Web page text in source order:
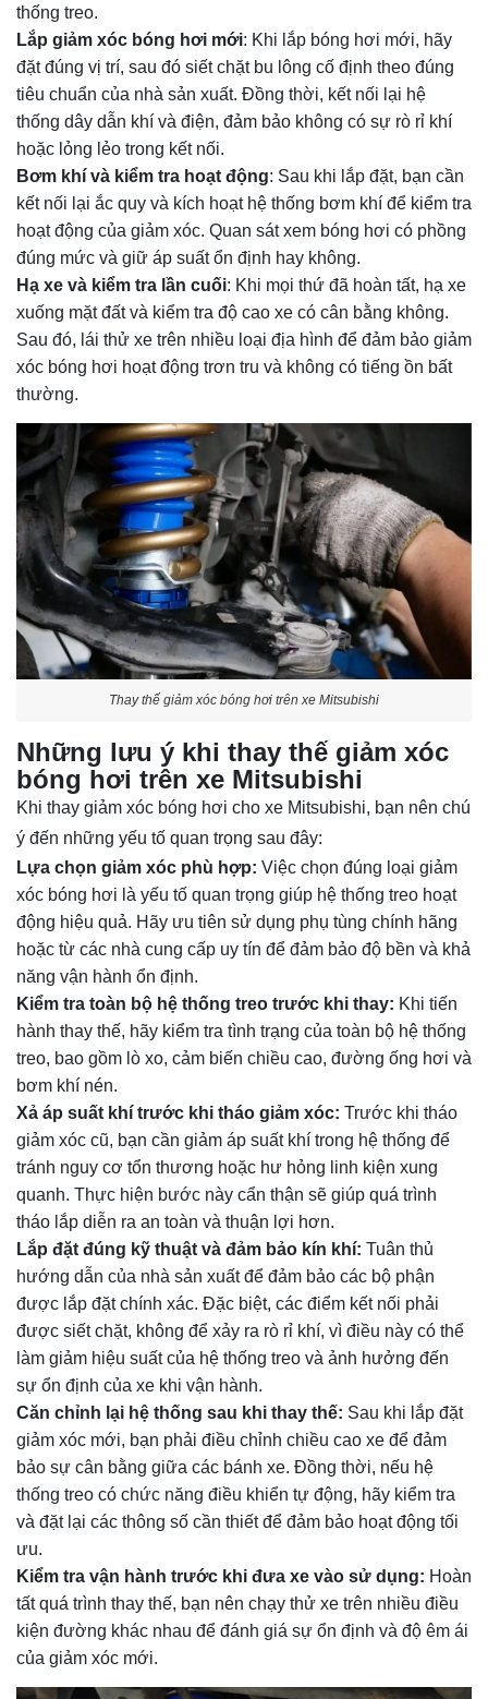
thống treo.
Lắp giảm xóc bóng hơi mới: Khi lắp bóng hơi mới, hãy
đặt đúng vị trí, sau đó siết chặt bu lông cố định theo đúng
tiêu chuẩn của nhà sản xuất. Đồng thời, kết nối lại hệ
thống dây dẫn khí và điện, đảm bảo không có sự rò rỉ khí
hoặc lỏng lẻo trong kết nối.
Bơm khí và kiểm tra hoạt động: Sau khi lắp đặt, bạn cần
kết nối lại ắc quy và kích hoạt hệ thống bơm khí để kiểm tra
hoạt động của giảm xóc. Quan sát xem bóng hơi có phồng
đúng mức và giữ áp suất ổn định hay không.
Hạ xe và kiểm tra lần cuối: Khi mọi thứ đã hoàn tất, hạ xe
xuống mặt đất và kiểm tra độ cao xe có cân bằng không.
Sau đó, lái thử xe trên nhiều loại địa hình để đảm bảo giảm
xóc bóng hơi hoạt động trơn tru và không có tiếng ồn bất
thường.
Thay thế giảm xóc bóng hơi trên xe Mitsubishi
Những lưu ý khi thay thế giảm xóc
bóng hơi trên xe Mitsubishi
Khi thay giảm xóc bóng hơi cho xe Mitsubishi, bạn nên chú
ý đến những yếu tố quan trọng sau đây:
Lựa chọn giảm xóc phù hợp: Việc chọn đúng loại giảm
xóc bóng hơi là yếu tố quan trọng giúp hệ thống treo hoạt
động hiệu quả. Hãy ưu tiên sử dụng phụ tùng chính hãng
hoặc từ các nhà cung cấp uy tín để đảm bảo độ bền và khả
năng vận hành ổn định.
Kiểm tra toàn bộ hệ thống treo trước khi thay: Khi tiến
hành thay thế, hãy kiểm tra tình trạng của toàn bộ hệ thống
treo, bao gồm lò xo, cảm biến chiều cao, đường ống hơi và
bơm khí nén.
Xả áp suất khí trước khi tháo giảm xóc: Trước khi tháo
giảm xóc cũ, bạn cần giảm áp suất khí trong hệ thống để
tránh nguy cơ tổn thương hoặc hư hỏng linh kiện xung
quanh. Thực hiện bước này cẩn thận sẽ giúp quá trình
tháo lắp diễn ra an toàn và thuận lợi hơn.
Lắp đặt đúng kỹ thuật và đảm bảo kín khí: Tuân thủ
hướng dẫn của nhà sản xuất để đảm bảo các bộ phận
được lắp đặt chính xác. Đặc biệt, các điểm kết nối phải
được siết chặt, không để xảy ra rò rỉ khí, vì điều này có thể
làm giảm hiệu suất của hệ thống treo và ảnh hưởng đến
sự ổn định của xe khi vận hành.
Căn chỉnh lại hệ thống sau khi thay thế: Sau khi lắp đặt
giảm xóc mới, bạn phải điều chỉnh chiều cao xe để đảm
bảo sự cân bằng giữa các bánh xe. Đồng thời, nếu hệ
thống treo có chức năng điều khiển tự động, hãy kiểm tra
và đặt lại các thông số cần thiết để đảm bảo hoạt động tối
ưu.
Kiểm tra vận hành trước khi đưa xe vào sử dụng: Hoàn
tất quá trình thay thế, bạn nên chạy thử xe trên nhiều điều
kiện đường khác nhau để đánh giá sự ổn định và độ êm ái
của giảm xóc mới.